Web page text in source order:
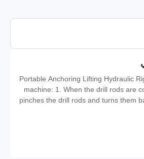
Portable Anchoring Lifting Hydraulic
machine: 1. When the drill rods are
pinches the drill rods and turns them